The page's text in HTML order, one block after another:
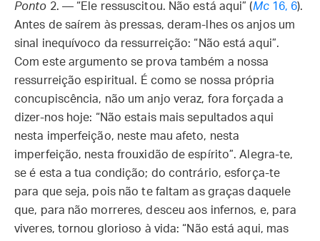
Ponto 2. — “Ele ressuscitou. Não está aqui” (Mc16, 6).
Antes de saírem às pressas, deram-lhes os anjos um
sinal inequívoco da ressurreição: “Não está aqui”.
Com este argumento se prova também a nossa
ressurreição espiritual. É como se nossa própria
concupiscência, não um anjo veraz, fora forçada a
dizer-nos hoje: “Não estais mais sepultados aqui
nesta imperfeição, neste mau afeto, nesta
imperfeição, nesta frouxidão de espírito”. Alegra-te,
se é esta a tua condição; do contrário, esforça-te
para que seja, pois não te faltam as graças daquele
que, para não morreres, desceu aos infernos, e, para
viveres, tornou glorioso à vida: “Não está aqui, mas